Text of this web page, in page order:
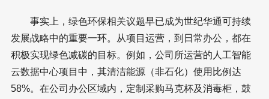
事实上，绿色环保相关议题早已成为世纪华通可持续
发展战略中的重要一环。从项目运营，到日常办公，都在
积极实现绿色减碳的目标。例如，公司所运营的人工智能
云数据中心项目中，其清洁能源（非石化）使用比例达
58%。在公司办公区域内，定制采购马克杯及消毒柜，鼓